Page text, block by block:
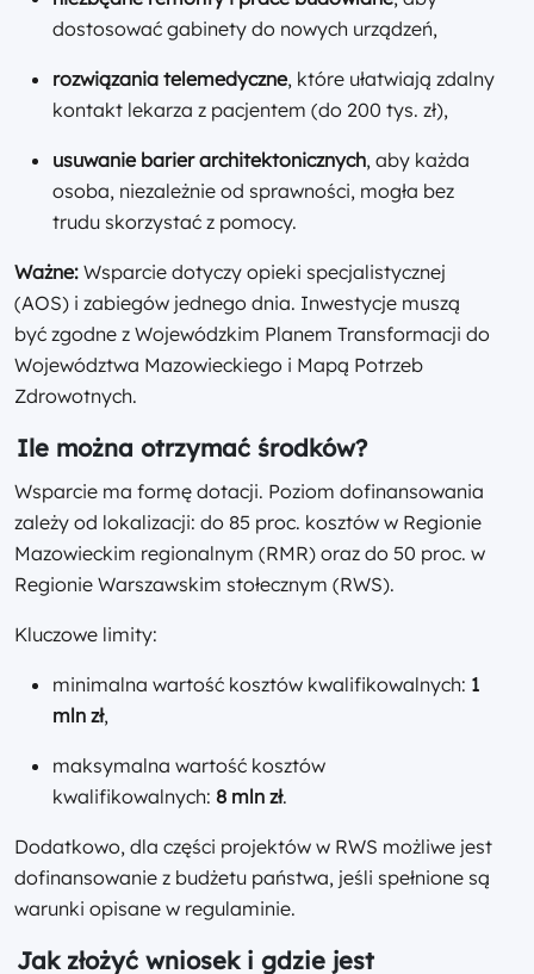
dostosować gabinety do nowych urządzeń,
rozwiązania telemedyczne, które ułatwiają zdalny
kontakt lekarza z pacjentem (do 200 tys. zł),
usuwanie barier architektonicznych, aby każda
osoba, niezależnie od sprawności, mogła bez
trudu skorzystać z pomocy.
Ważne: Wsparcie dotyczy opieki specjalistycznej
(AOS) i zabiegów jednego dnia. Inwestycje muszą
być zgodne z Wojewódzkim Planem Transformacji do
Województwa Mazowieckiego i Mapą Potrzeb
Zdrowotnych.
Ile można otrzymać środków?
Wsparcie ma formę dotacji. Poziom dofinansowania
zależy od lokalizacji: do 85 proc. kosztów w Regionie
Mazowieckim regionalnym (RMR) oraz do 50 proc. w
Regionie Warszawskim stołecznym (RWS).
Kluczowe limity:
minimalna wartość kosztów kwalifikowalnych: 1
mln zł,
maksymalna wartość kosztów
kwalifikowalnych: 8 mln zł.
Dodatkowo, dla części projektów w RWS możliwe jest
dofinansowanie z budżetu państwa, jeśli spełnione są
warunki opisane w regulaminie.
Jak złożyć wniosek i gdzie jest